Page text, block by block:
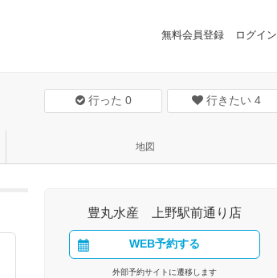
無料会員登録 ログイン
行った 0 行きたい 4
地図
豊丸水産 上野駅前通り店
WEB予約する
外部予約サイトに遷移します